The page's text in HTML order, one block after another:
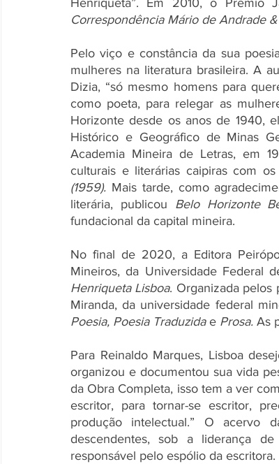
Correspondência Mário de Andrade
Pelo viço e constância da sua
mulheres na literatura brasileira. A
Dizia, “só mesmo homens para
como poeta, para relegar as
Horizonte desde os anos de 1940,
Histórico e Geográfico de Minas
Academia Mineira de Letras, em
culturais e literárias caipiras com os
(1959). Mais tarde, como
literária, publicou Belo Horizonte
fundacional da capital mineira.
No final de 2020, a Editora
Mineiros, da Universidade Federal
Henriqueta Lisboa. Organizada pelos
Miranda, da universidade federal
Poesia, Poesia Traduzida e Prosa. As
Para Reinaldo Marques, Lisboa
organizou e documentou sua vida
da Obra Completa, isso tem a ver
escritor, para tornar-se escritor,
produção intelectual.” O
descendentes, sob a liderança
responsável pelo espólio da escritora.